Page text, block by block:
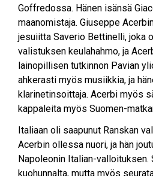
Goffredossa. Hänen isänsä
maanomistaja. Giuseppe
jesuiitta Saverio Bettinelli, joka
valistuksen keulahahmo, ja
lainopillisen tutkinnon Pavian
ahkerasti myös musiikkia, ja
klarinetinsoittaja. Acerbi myös
kappaleita myös Suomen-
Italiaan oli saapunut Ranskan
Acerbin ollessa nuori, ja hän
Napoleonin Italian-valloituksen.
kuohunnalta, mutta myös